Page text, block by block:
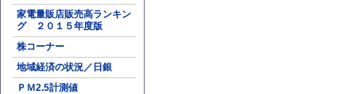
家電量販店販売高ランキン
グ ２０１５年度版
株コーナー
地域経済の状況／日銀
ＰＭ2.5計測値